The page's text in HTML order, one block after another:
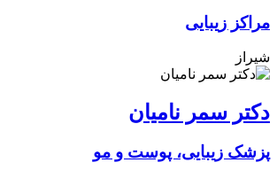
مراکز زیبایی
شیراز
دکتر سمر نامیان
پزشک زیبایی، پوست و مو